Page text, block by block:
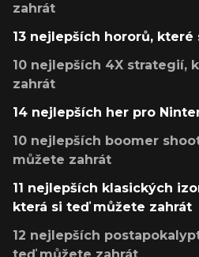
zahrát
13 nejlepších hororů,
10 nejlepších 4X strategií,
zahrát
14 nejlepších her pro
10 nejlepších boomer
můžete zahrát
11 nejlepších klasických
která si teď můžete zahrát
12 nejlepších